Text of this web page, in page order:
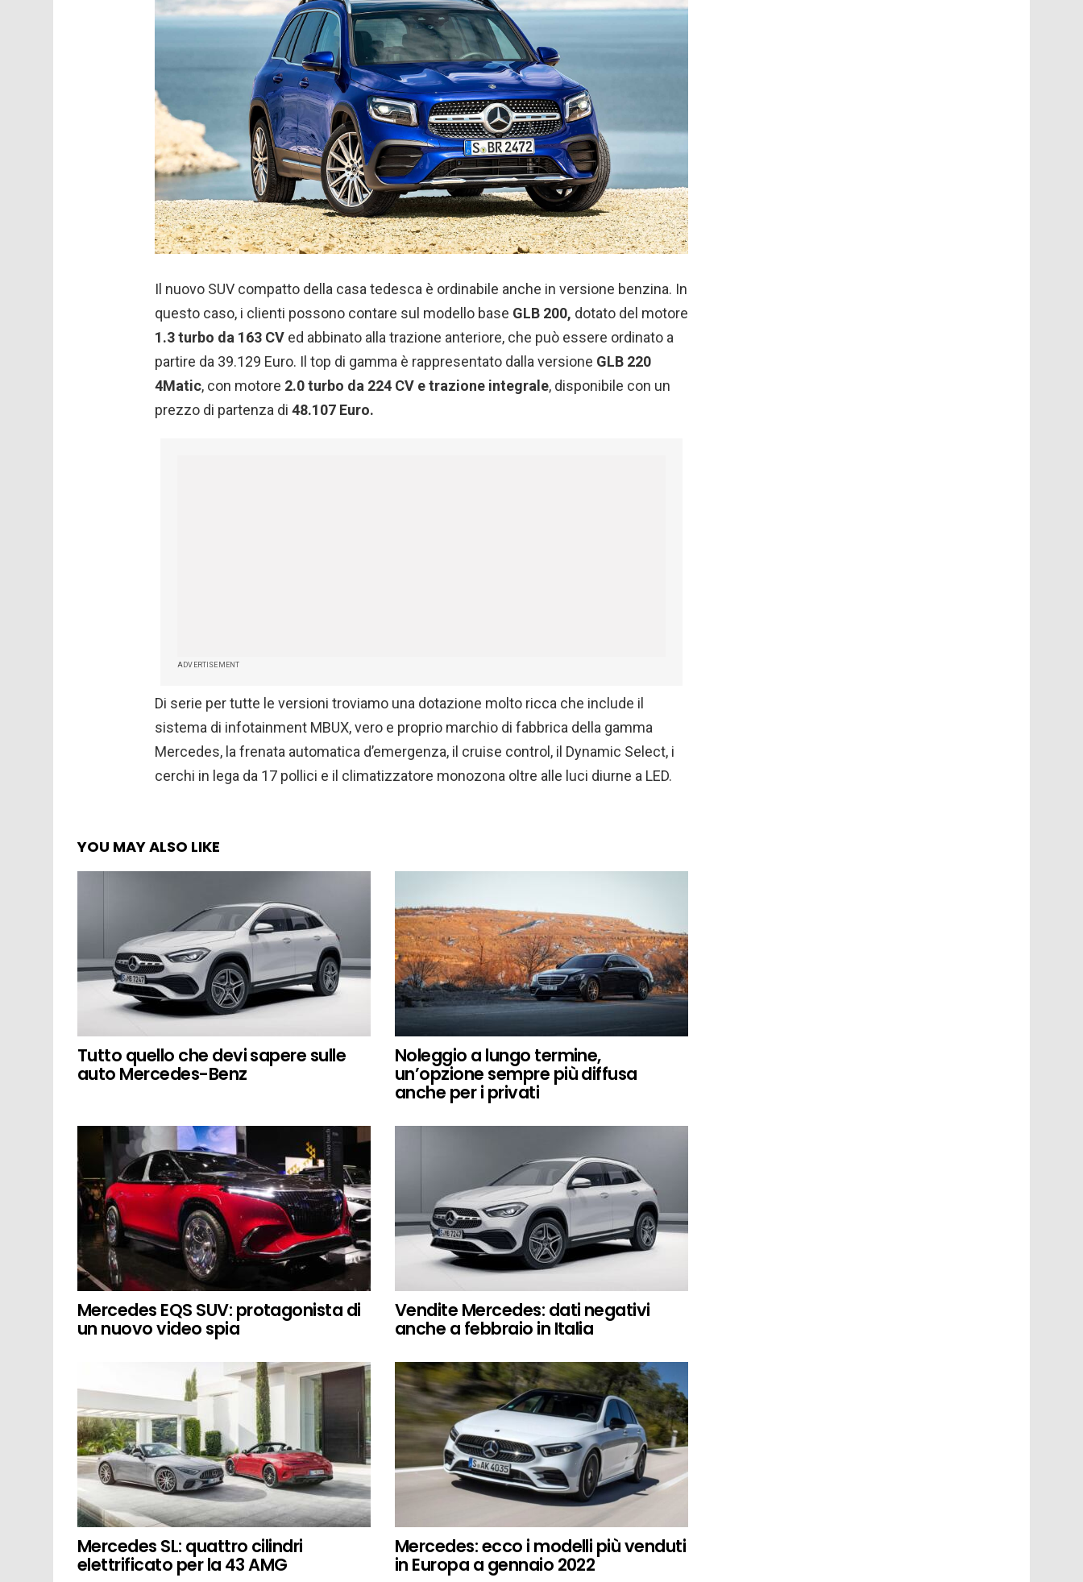
Il nuovo SUV compatto della casa tedesca è ordinabile anche in versione benzina. In
questo caso, i clienti possono contare sul modello base GLB 200, dotato del motore
1.3 turbo da 163 CV ed abbinato alla trazione anteriore, che può essere ordinato a
partire da 39.129 Euro. Il top di gamma è rappresentato dalla versione GLB 220
4Matic, con motore 2.0 turbo da 224 CV e trazione integrale, disponibile con un
prezzo di partenza di 48.107 Euro.
ADVERTISEMENT
Di serie per tutte le versioni troviamo una dotazione molto ricca che include il
sistema di infotainment MBUX, vero e proprio marchio di fabbrica della gamma
Mercedes, la frenata automatica d’emergenza, il cruise control, il Dynamic Select, i
cerchi in lega da 17 pollici e il climatizzatore monozona oltre alle luci diurne a LED.
YOU MAY ALSO LIKE
Tutto quello che devi sapere sulle
auto Mercedes-Benz
Noleggio a lungo termine,
un’opzione sempre più diffusa
anche per i privati
Mercedes EQS SUV: protagonista di
un nuovo video spia
Vendite Mercedes: dati negativi
anche a febbraio in Italia
Mercedes SL: quattro cilindri
elettrificato per la 43 AMG
Mercedes: ecco i modelli più venduti
in Europa a gennaio 2022